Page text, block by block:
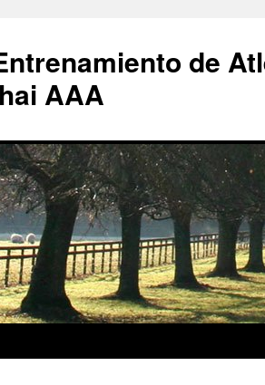
de
AAA